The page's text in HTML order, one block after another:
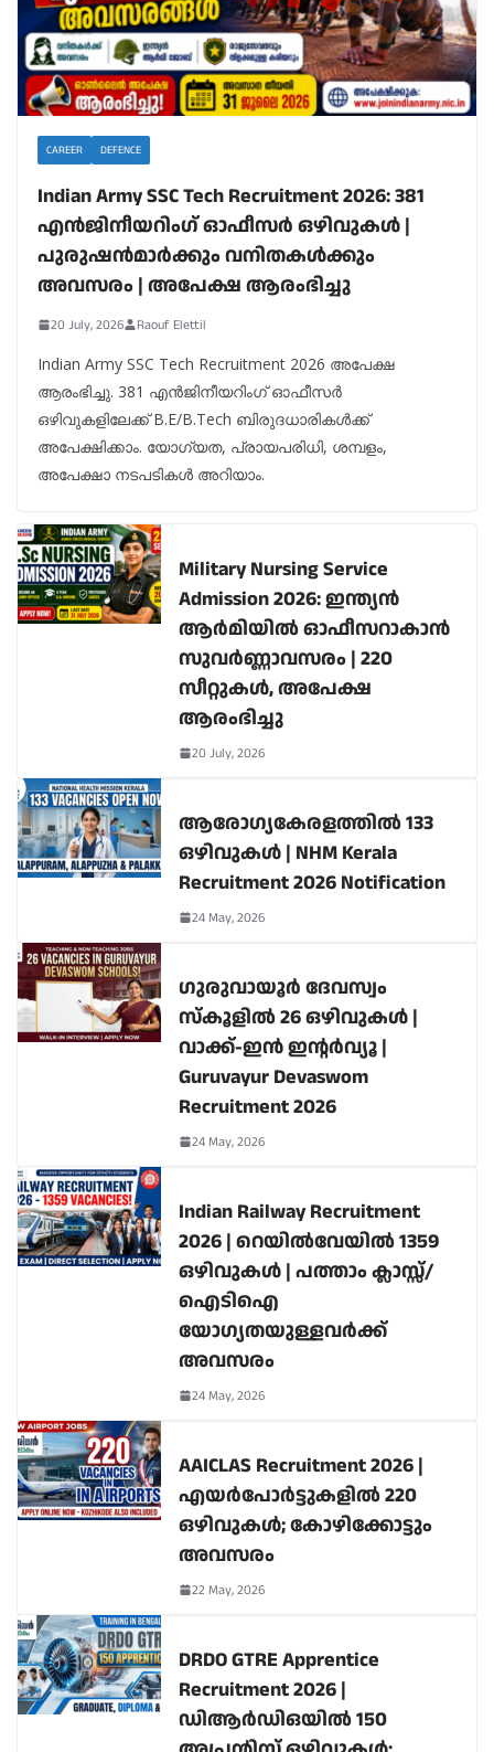
CAREER DEFENCE
Indian Army SSC Tech Recruitment 2026: 381
എൻജിനീയറിംഗ് ഓഫീസർ ഒഴിവുകൾ |
പുരുഷൻമാർക്കും വനിതകൾക്കും
അവസരം | അപേക്ഷ ആരംഭിച്ചു
20 July, 2026 Raouf Elettil
Indian Army SSC Tech Recruitment 2026 അപേക്ഷ
ആരംഭിച്ചു. 381 എൻജിനീയറിംഗ് ഓഫീസർ
ഒഴിവുകളിലേക്ക് B.E/B.Tech ബിരുദധാരികൾക്ക്
അപേക്ഷിക്കാം. യോഗ്യത, പ്രായപരിധി, ശമ്പളം,
അപേക്ഷാ നടപടികൾ അറിയാം.
Military Nursing Service
Admission 2026: ഇന്ത്യൻ
ആർമിയിൽ ഓഫീസറാകാൻ
സുവർണ്ണാവസരം | 220
സീറ്റുകൾ, അപേക്ഷ
ആരംഭിച്ചു
20 July, 2026
ആരോഗ്യകേരളത്തിൽ 133
ഒഴിവുകൾ | NHM Kerala
Recruitment 2026 Notification
24 May, 2026
ഗുരുവായൂർ ദേവസ്വം
സ്കൂളിൽ 26 ഒഴിവുകൾ |
വാക്ക്-ഇൻ ഇന്റർവ്യൂ |
Guruvayur Devaswom
Recruitment 2026
24 May, 2026
Indian Railway Recruitment
2026 | റെയിൽവേയിൽ 1359
ഒഴിവുകൾ | പത്താം ക്ലാസ്സ്/
ഐടിഐ
യോഗ്യതയുള്ളവർക്ക്
അവസരം
24 May, 2026
AAICLAS Recruitment 2026 |
എയർപോർട്ടുകളിൽ 220
ഒഴിവുകൾ; കോഴിക്കോട്ടും
അവസരം
22 May, 2026
DRDO GTRE Apprentice
Recruitment 2026 |
ഡിആർഡിഒയിൽ 150